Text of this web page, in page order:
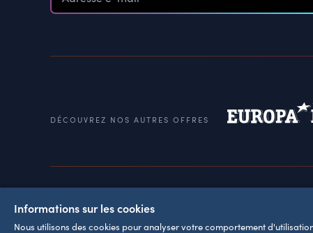
DÉCOUVREZ NOS AUTRES OFFRES
Informations sur les cookies
Nous utilisons des cookies pour analyser votre comportement